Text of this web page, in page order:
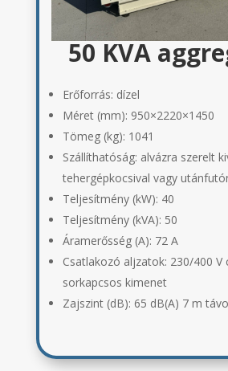
50 KVA
Erőforrás: dízel
Méret (mm): 950×2220×1450
Tömeg (kg): 1041
Szállíthatóság: alvázra szerelt
tehergépkocsival vagy
Teljesítmény (kW): 40
Teljesítmény (kVA): 50
Áramerősség (A): 72 A
Csatlakozó aljzatok: 230/400 V
sorkapcsos kimenet
Zajszint (dB): 65 dB(A) 7 m